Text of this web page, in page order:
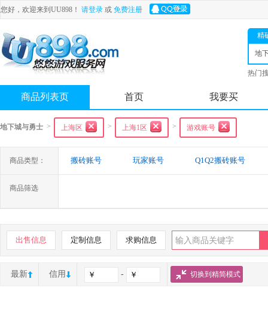
您好，欢迎来到UU898！ 请登录 或 免费注册
精
地
士
热门
商品列表页 首页 我要买
地下城与勇士 > 上海区 > 上海1区 > 游戏账号
商品类型： 搬砖账号 玩家账号 Q1Q2搬砖账号
商品筛选
出售信息 定制信息 求购信息
最新 信用 - 切换到精简模式